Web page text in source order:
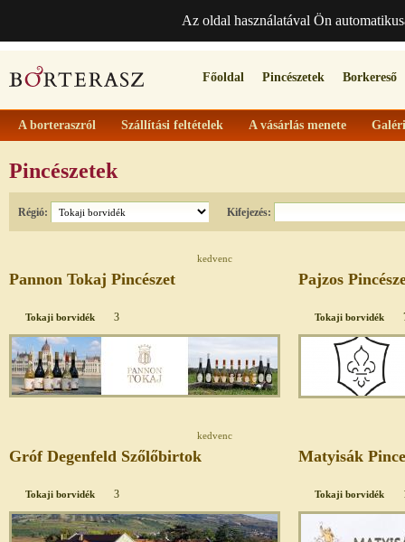
Az oldal használatával Ön
Főoldal Pincészetek Borkereső
A borteraszról Szállítási feltételek A vásárlás menete
Pincészetek
Régió: Kifejezés:
kedvenc
Pannon Tokaj Pincészet
Tokaji borvidék 3
Pajzos
Tokaji borvidék
kedvenc
Gróf Degenfeld Szőlőbirtok
Tokaji borvidék 3
Matyisák Pince
Tokaji borvidék